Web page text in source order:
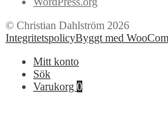
© Christian Dahlström 2026
IntegritetspolicyByggt med
Mitt konto
Sök
Varukorg 0